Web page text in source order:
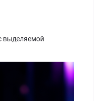
выделяемой